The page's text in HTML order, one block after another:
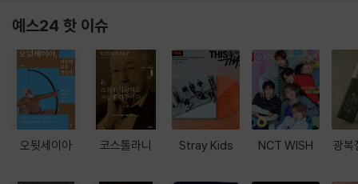
예스24 핫 이슈
오뒷세이아 코스톨라니 Stray Kids NCT WISH 광복